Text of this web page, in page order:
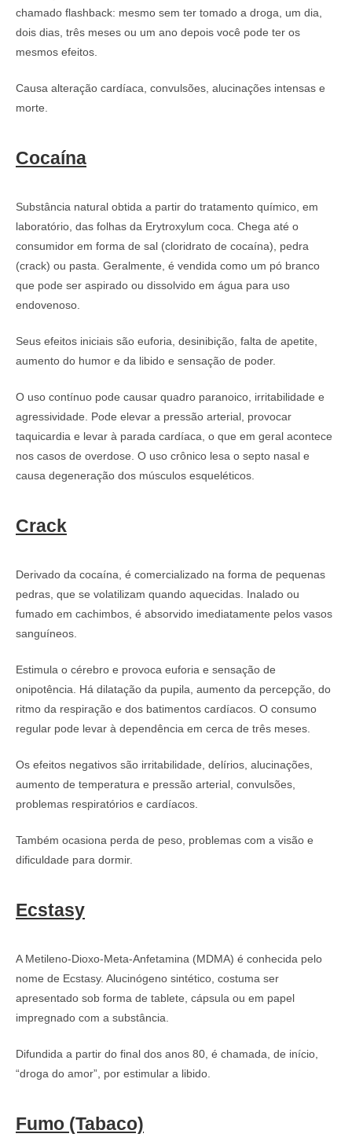
chamado flashback: mesmo sem ter tomado a droga, um dia,
dois dias, três meses ou um ano depois você pode ter os
mesmos efeitos.
Causa alteração cardíaca, convulsões, alucinações intensas e
morte.
Cocaína
Substância natural obtida a partir do tratamento químico, em
laboratório, das folhas da Erytroxylum coca. Chega até o
consumidor em forma de sal (cloridrato de cocaína), pedra
(crack) ou pasta. Geralmente, é vendida como um pó branco
que pode ser aspirado ou dissolvido em água para uso
endovenoso.
Seus efeitos iniciais são euforia, desinibição, falta de apetite,
aumento do humor e da libido e sensação de poder.
O uso contínuo pode causar quadro paranoico, irritabilidade e
agressividade. Pode elevar a pressão arterial, provocar
taquicardia e levar à parada cardíaca, o que em geral acontece
nos casos de overdose. O uso crônico lesa o septo nasal e
causa degeneração dos músculos esqueléticos.
Crack
Derivado da cocaína, é comercializado na forma de pequenas
pedras, que se volatilizam quando aquecidas. Inalado ou
fumado em cachimbos, é absorvido imediatamente pelos vasos
sanguíneos.
Estimula o cérebro e provoca euforia e sensação de
onipotência. Há dilatação da pupila, aumento da percepção, do
ritmo da respiração e dos batimentos cardíacos. O consumo
regular pode levar à dependência em cerca de três meses.
Os efeitos negativos são irritabilidade, delírios, alucinações,
aumento de temperatura e pressão arterial, convulsões,
problemas respiratórios e cardíacos.
Também ocasiona perda de peso, problemas com a visão e
dificuldade para dormir.
Ecstasy
A Metileno-Dioxo-Meta-Anfetamina (MDMA) é conhecida pelo
nome de Ecstasy. Alucinógeno sintético, costuma ser
apresentado sob forma de tablete, cápsula ou em papel
impregnado com a substância.
Difundida a partir do final dos anos 80, é chamada, de início,
“droga do amor”, por estimular a libido.
Fumo (Tabaco)